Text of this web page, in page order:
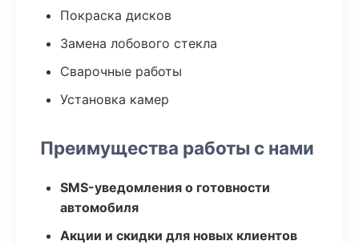
Покраска дисков
Замена лобового стекла
Сварочные работы
Установка камер
Преимущества работы с нами
SMS-уведомления о готовности
автомобиля
Акции и скидки для новых клиентов